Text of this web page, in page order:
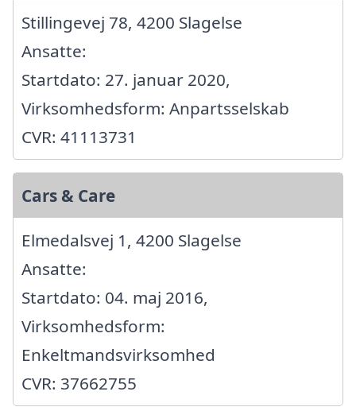
Stillingevej 78, 4200 Slagelse
Ansatte:
Startdato: 27. januar 2020,
Virksomhedsform: Anpartsselskab
CVR: 41113731
Cars & Care
Elmedalsvej 1, 4200 Slagelse
Ansatte:
Startdato: 04. maj 2016,
Virksomhedsform:
Enkeltmandsvirksomhed
CVR: 37662755